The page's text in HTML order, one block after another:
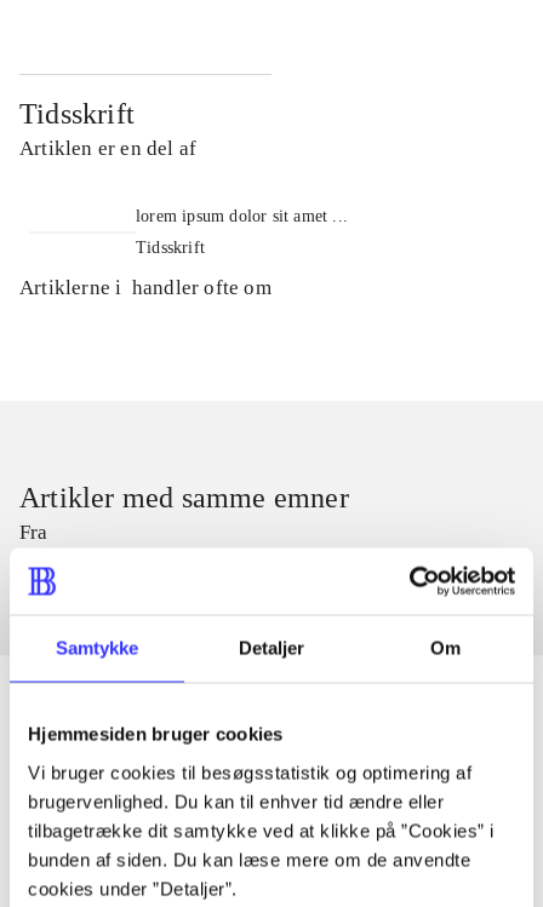
Samtykke Detaljer Om
Hjemmesiden bruger cookies
Vi bruger cookies til besøgsstatistik og optimering af
brugervenlighed. Du kan til enhver tid ændre eller
tilbagetrække dit samtykke ved at klikke på ”Cookies” i
bunden af siden. Du kan læse mere om de anvendte
cookies under ”Detaljer”.
Tidsskrift
Artiklen er en del af
lorem ipsum dolor sit amet ...
Tidsskrift
Artiklerne i handler ofte om
Artikler med samme emner
Fra
Artikler
Alle registrerede artikler fordelt på udgivelser